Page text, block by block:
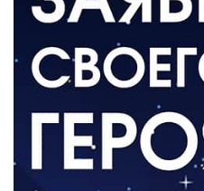
«Второй старт» для
РАЗЪЯСНЯЕМ
Контракт с новой
05.08.2026